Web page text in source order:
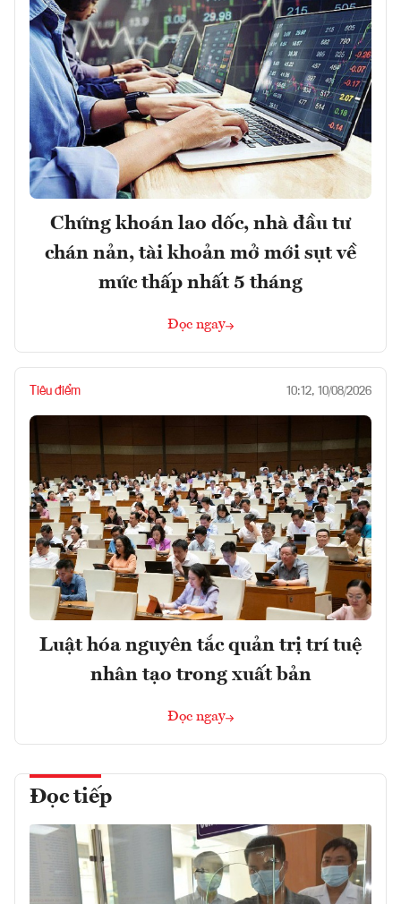
Chứng khoán lao dốc, nhà đầu tư
chán nản, tài khoản mở mới sụt về
mức thấp nhất 5 tháng
Đọc ngay
Tiêu điểm 10:12, 10/08/2026
Luật hóa nguyên tắc quản trị trí tuệ
nhân tạo trong xuất bản
Đọc ngay
Đọc tiếp